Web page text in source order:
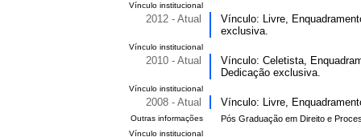
Vínculo institucional
2012 - Atual
Vínculo: Livre,
exclusiva.
Vínculo institucional
2010 - Atual
Vínculo: Celetista,
Dedicação exclusiva.
Vínculo institucional
2008 - Atual Vínculo: Livre,
Outras informações Pós Graduação em Direito e
Vínculo institucional